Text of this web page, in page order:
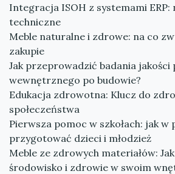
Integracja ISOH z systemami
techniczne
Meble naturalne i zdrowe: na co
zakupie
Jak przeprowadzić badania
wewnętrznego po budowie?
Edukacja zdrowotna: Klucz do
społeczeństwa
Pierwsza pomoc w szkołach: jak w
przygotować dzieci i młodzież
Meble ze zdrowych materiałów:
środowisko i zdrowie w swoim